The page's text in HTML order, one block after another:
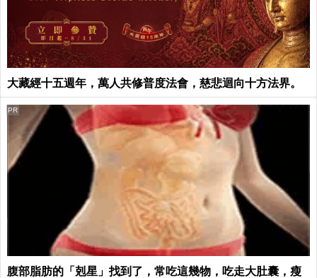
大藏經十五週年，萬人共修普度法會，慈悲迴向十方法界。
腹部脂肪的「剋星」找到了，常吃這幾物，吃走大肚囊，瘦
PR